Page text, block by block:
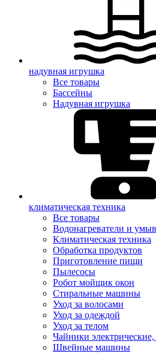
надувная игрушка
Все товары
Бассейны
Надувная игрушка
климатическая техника
Все товары
Водонагреватели и
Климатическая техника
Обработка продуктов
Приготовление пищи
Пылесосы
Робот мойщик окон
Стиральные машины
Уход за волосами
Уход за одеждой
Уход за телом
Чайники
Швейные машины